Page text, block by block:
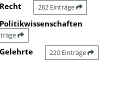
262 Einträge
220 Einträge